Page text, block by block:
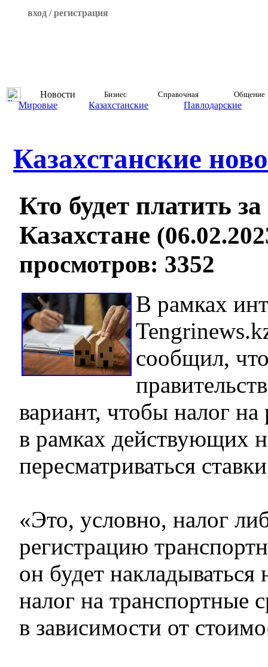
вход / регистрация
Новости Бизнес Справочная Общение
Мировые Казахстанские Павлодарские
Казахстанские
Кто будет платить
Казахстане
просмотров: 3352
В рамках
сообщил,
вариант, чтобы налог
в рамках действующих
пересматриваться
«Это, условно, налог
регистрацию
он будет
налог на транспортные
в зависимости от